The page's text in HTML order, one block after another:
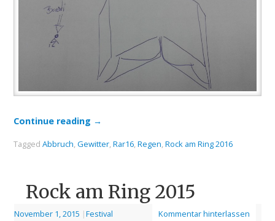
Continue reading →
Tagged Abbruch, Gewitter, Rar16, Regen, Rock am Ring 2016
Rock am Ring 2015
November 1, 2015 |Festival Kommentar hinterlassen